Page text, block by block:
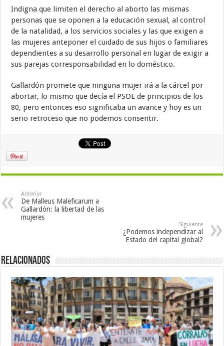
Indigna que limiten el derecho al aborto las mismas
personas que se oponen a la educación sexual, al control
de la natalidad, a los servicios sociales y las que exigen a
las mujeres anteponer el cuidado de sus hijos o familiares
dependientes a su desarrollo personal en lugar de exigir a
sus parejas corresponsabilidad en lo doméstico.
Gallardón promete que ninguna mujer irá a la cárcel por
abortar, lo mismo que decía el PSOE de principios de los
80, pero entonces eso significaba un avance y hoy es un
serio retroceso que no podemos consentir.
Anterior
De Malleus Maleficarum a
Gallardón: la libertad de las
mujeres
Siguiente
¿Podemos independizar al
Estado del capital global?
Relacionados